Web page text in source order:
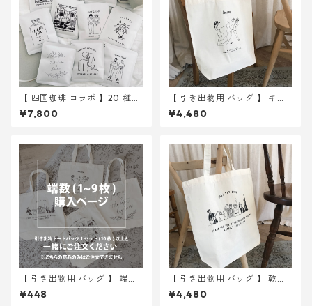
【 四国珈琲 コラボ 】20 種か
ら選べる ドリップバッグ 30
個～ ｜結婚式 プチギフト
¥7,800
【 引き出物用 バッグ 】 キッ
ク 10枚 ｜ 結婚式 トートバ
ッグ
¥4,480
【 引き出物用 バッグ 】 端数 (
1~9 枚 ) 分購入ページ
¥448
【 引き出物用 バッグ 】 乾
杯 10枚 ｜ 結婚式 トートバ
ッグ
¥4,480